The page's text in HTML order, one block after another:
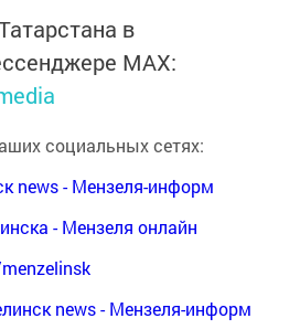
в
MАХ:
социальных сетях:
news - Мензеля-информ
- Мензеля онлайн
news - Мензеля-информ